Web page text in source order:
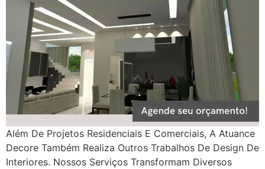
Além De Projetos Residenciais E Comerciais, A Atuance
Decore Também Realiza Outros Trabalhos De Design De
Interiores. Nossos Serviços Transformam Diversos